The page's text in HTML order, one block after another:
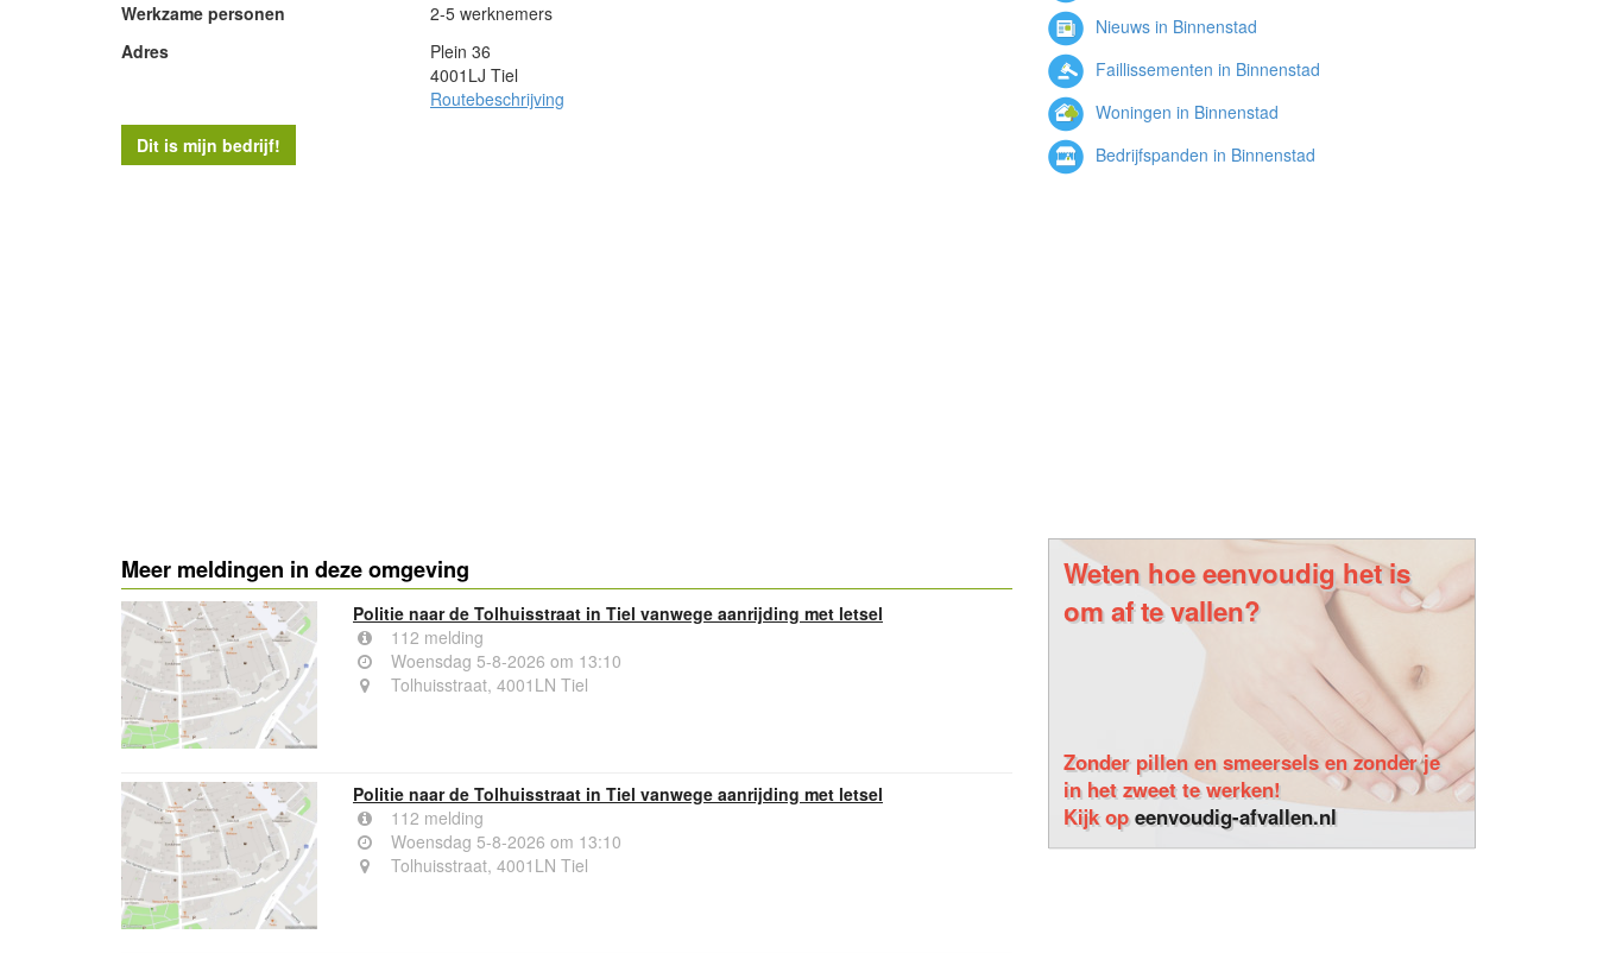
Werkzame personen
2-5 werknemers
Adres
Plein 36
4001LJ Tiel
Routebeschrijving
Meer meldingen in deze omgeving
Politie naar de Tolhuisstraat in Tiel vanwege aanrijding met letsel
112 melding
Woensdag 5-8-2026 om 13:10
Tolhuisstraat, 4001LN Tiel
Politie naar de Tolhuisstraat in Tiel vanwege aanrijding met letsel
112 melding
Woensdag 5-8-2026 om 13:10
Tolhuisstraat, 4001LN Tiel
Nieuws in Binnenstad
Faillissementen in Binnenstad
Woningen in Binnenstad
Bedrijfspanden in Binnenstad
Weten hoe eenvoudig het is
om af te vallen?
Zonder pillen en smeersels en zonder je
in het zweet te werken!
Kijk opeenvoudig-afvallen.nl